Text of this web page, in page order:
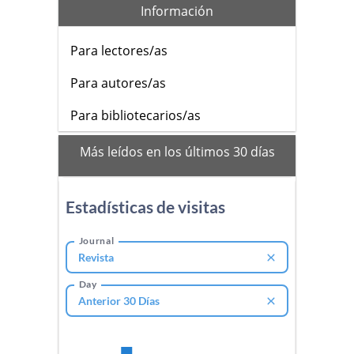
Información
Para lectores/as
Para autores/as
Para bibliotecarios/as
mas_vistos
Más leídos en los últimos 30 días